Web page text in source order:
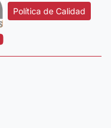
Política de Calidad